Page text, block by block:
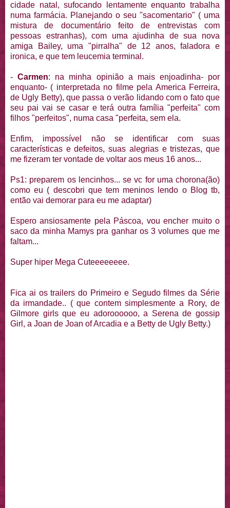
cidade natal, sufocando lentamente enquanto trabalha
numa farmácia. Planejando o seu "sacomentario" ( uma
mistura de documentário feito de entrevistas com
pessoas estranhas), com uma ajudinha de sua nova
amiga Bailey, uma "pirralha" de 12 anos, faladora e
ironica, e que tem leucemia terminal.
-Carmen: na minha opinião a mais enjoadinha- por
enquanto- ( interpretada no filme pela America Ferreira,
de Ugly Betty), que passa o verão lidando com o fato que
seu pai vai se casar e terá outra família "perfeita" com
filhos "perfeitos", numa casa "perfeita, sem ela.
Enfim, impossível não se identificar com suas
características e defeitos, suas alegrias e tristezas, que
me fizeram ter vontade de voltar aos meus 16 anos...
Ps1: preparem os lencinhos... se vc for uma chorona(ão)
como eu ( descobri que tem meninos lendo o Blog tb,
então vai demorar para eu me adaptar)
Espero ansiosamente pela Páscoa, vou encher muito o
saco da minha Mamys pra ganhar os 3 volumes que me
faltam...
Super hiper Mega Cuteeeeeeee.
Fica ai os trailers do Primeiro e Segudo filmes da Série
da irmandade.. ( que contem simplesmente a Rory, de
Gilmore girls que eu adoroooooo, a Serena de gossip
Girl, a Joan de Joan of Arcadia e a Betty de Ugly Betty.)